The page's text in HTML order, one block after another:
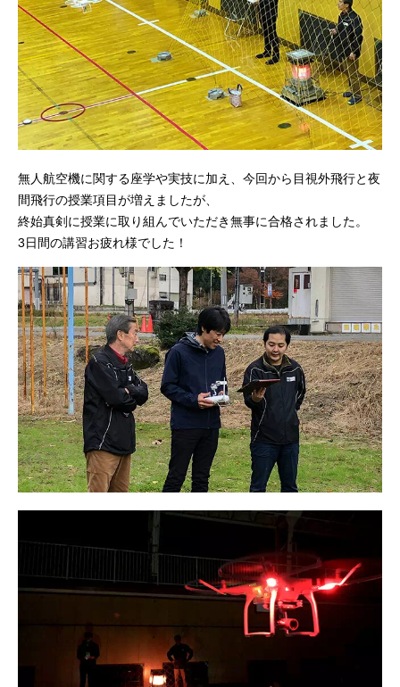
無人航空機に関する座学や実技に加え、今回から目視外飛行と夜
間飛行の授業項目が増えましたが、
終始真剣に授業に取り組んでいただき無事に合格されました。
3日間の講習お疲れ様でした！